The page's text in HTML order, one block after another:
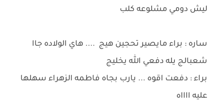
ليش دومي مشلوعه كلب
ساره : براء مايصير تحجين هيج .... هاي الولاده جاا
شعبالج يله دفعي الله يخليج
براء : دفعت اقوه ... يارب بجاه فاطمه الزهراء سهلها
عليه ااااه